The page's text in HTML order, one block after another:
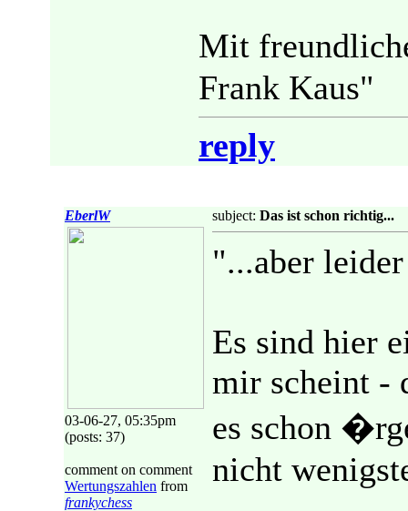
Mit
Frank Kaus"
reply
EberlW
03-06-27, 05:35pm
(posts: 37)
comment on comment
Wertungszahlen from
frankychess
subject: Das ist schon richtig...
"...aber
Es sind hier
mir scheint -
es schon
nicht